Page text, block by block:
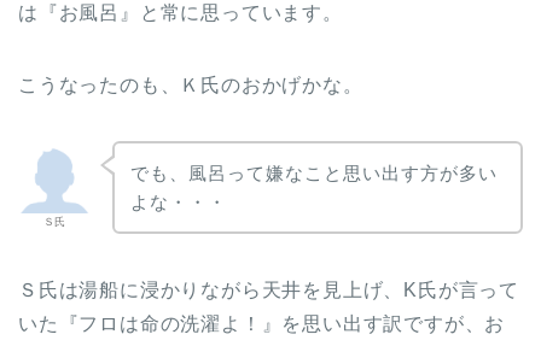
は『お風呂』と常に思っています。
こうなったのも、Ｋ氏のおかげかな。
Ｓ氏
でも、風呂って嫌なこと思い出す方が多い
よな・・・
Ｓ氏は湯船に浸かりながら天井を見上げ、K氏が言って
いた『フロは命の洗濯よ！』を思い出す訳ですが、お